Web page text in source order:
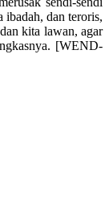
ibadah, dan teroris,
kita lawan, agar
[WEND-